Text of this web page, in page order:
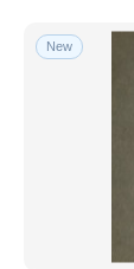
New